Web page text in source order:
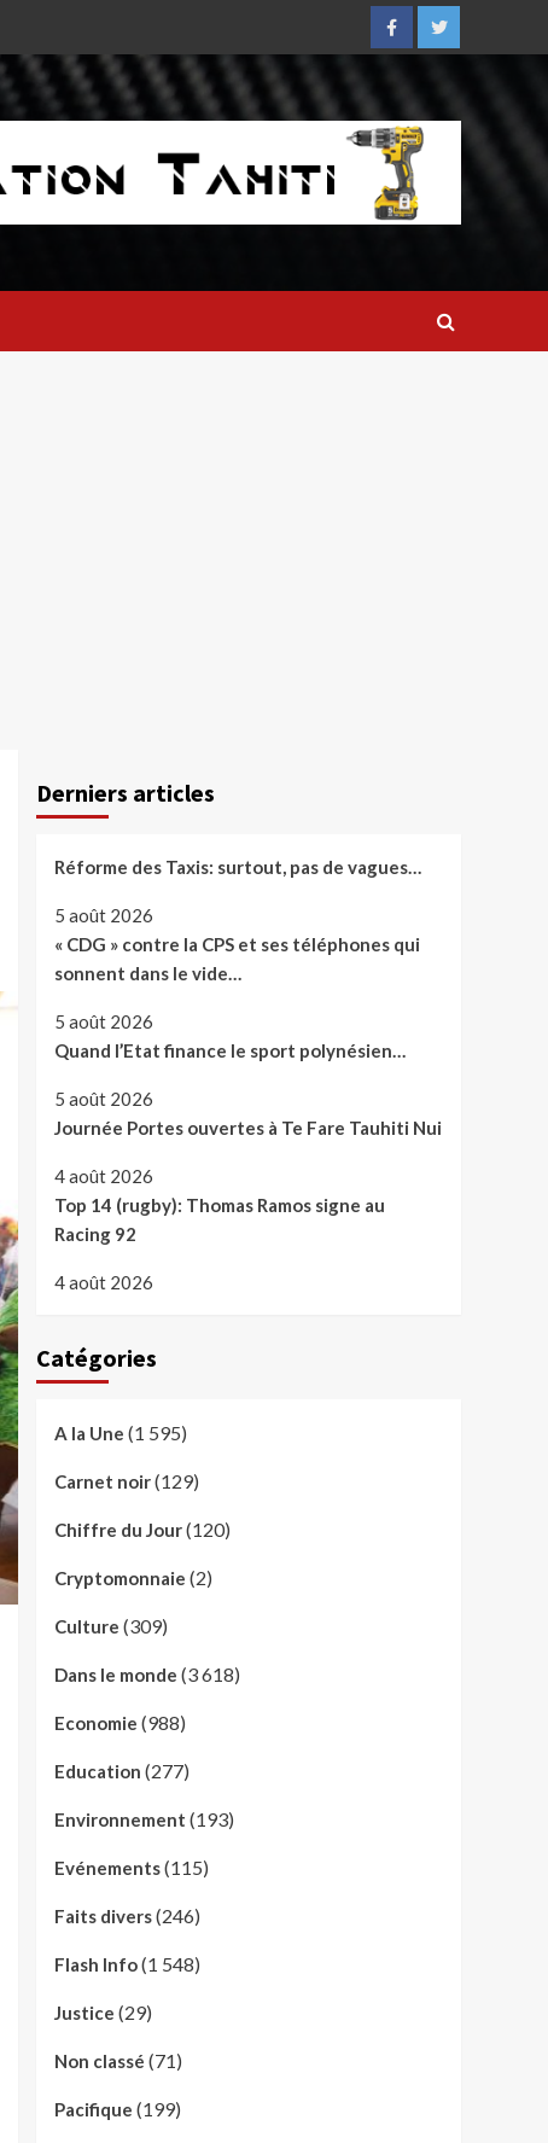
FacebookTwitter
Derniers articles
Réforme des Taxis: surtout, pas de vagues…
5 août 2026
« CDG » contre la CPS et ses téléphones qui
sonnent dans le vide…
5 août 2026
Quand l’Etat finance le sport polynésien…
5 août 2026
Journée Portes ouvertes à Te Fare Tauhiti Nui
4 août 2026
Top 14 (rugby): Thomas Ramos signe au
Racing 92
4 août 2026
Catégories
A la Une (1 595)
Carnet noir(129)
Chiffre du Jour(120)
Cryptomonnaie (2)
Culture (309)
Dans le monde (3 618)
Economie (988)
Education (277)
Environnement (193)
Evénements(115)
Faits divers(246)
Flash Info(1 548)
Justice (29)
Non classé (71)
Pacifique (199)